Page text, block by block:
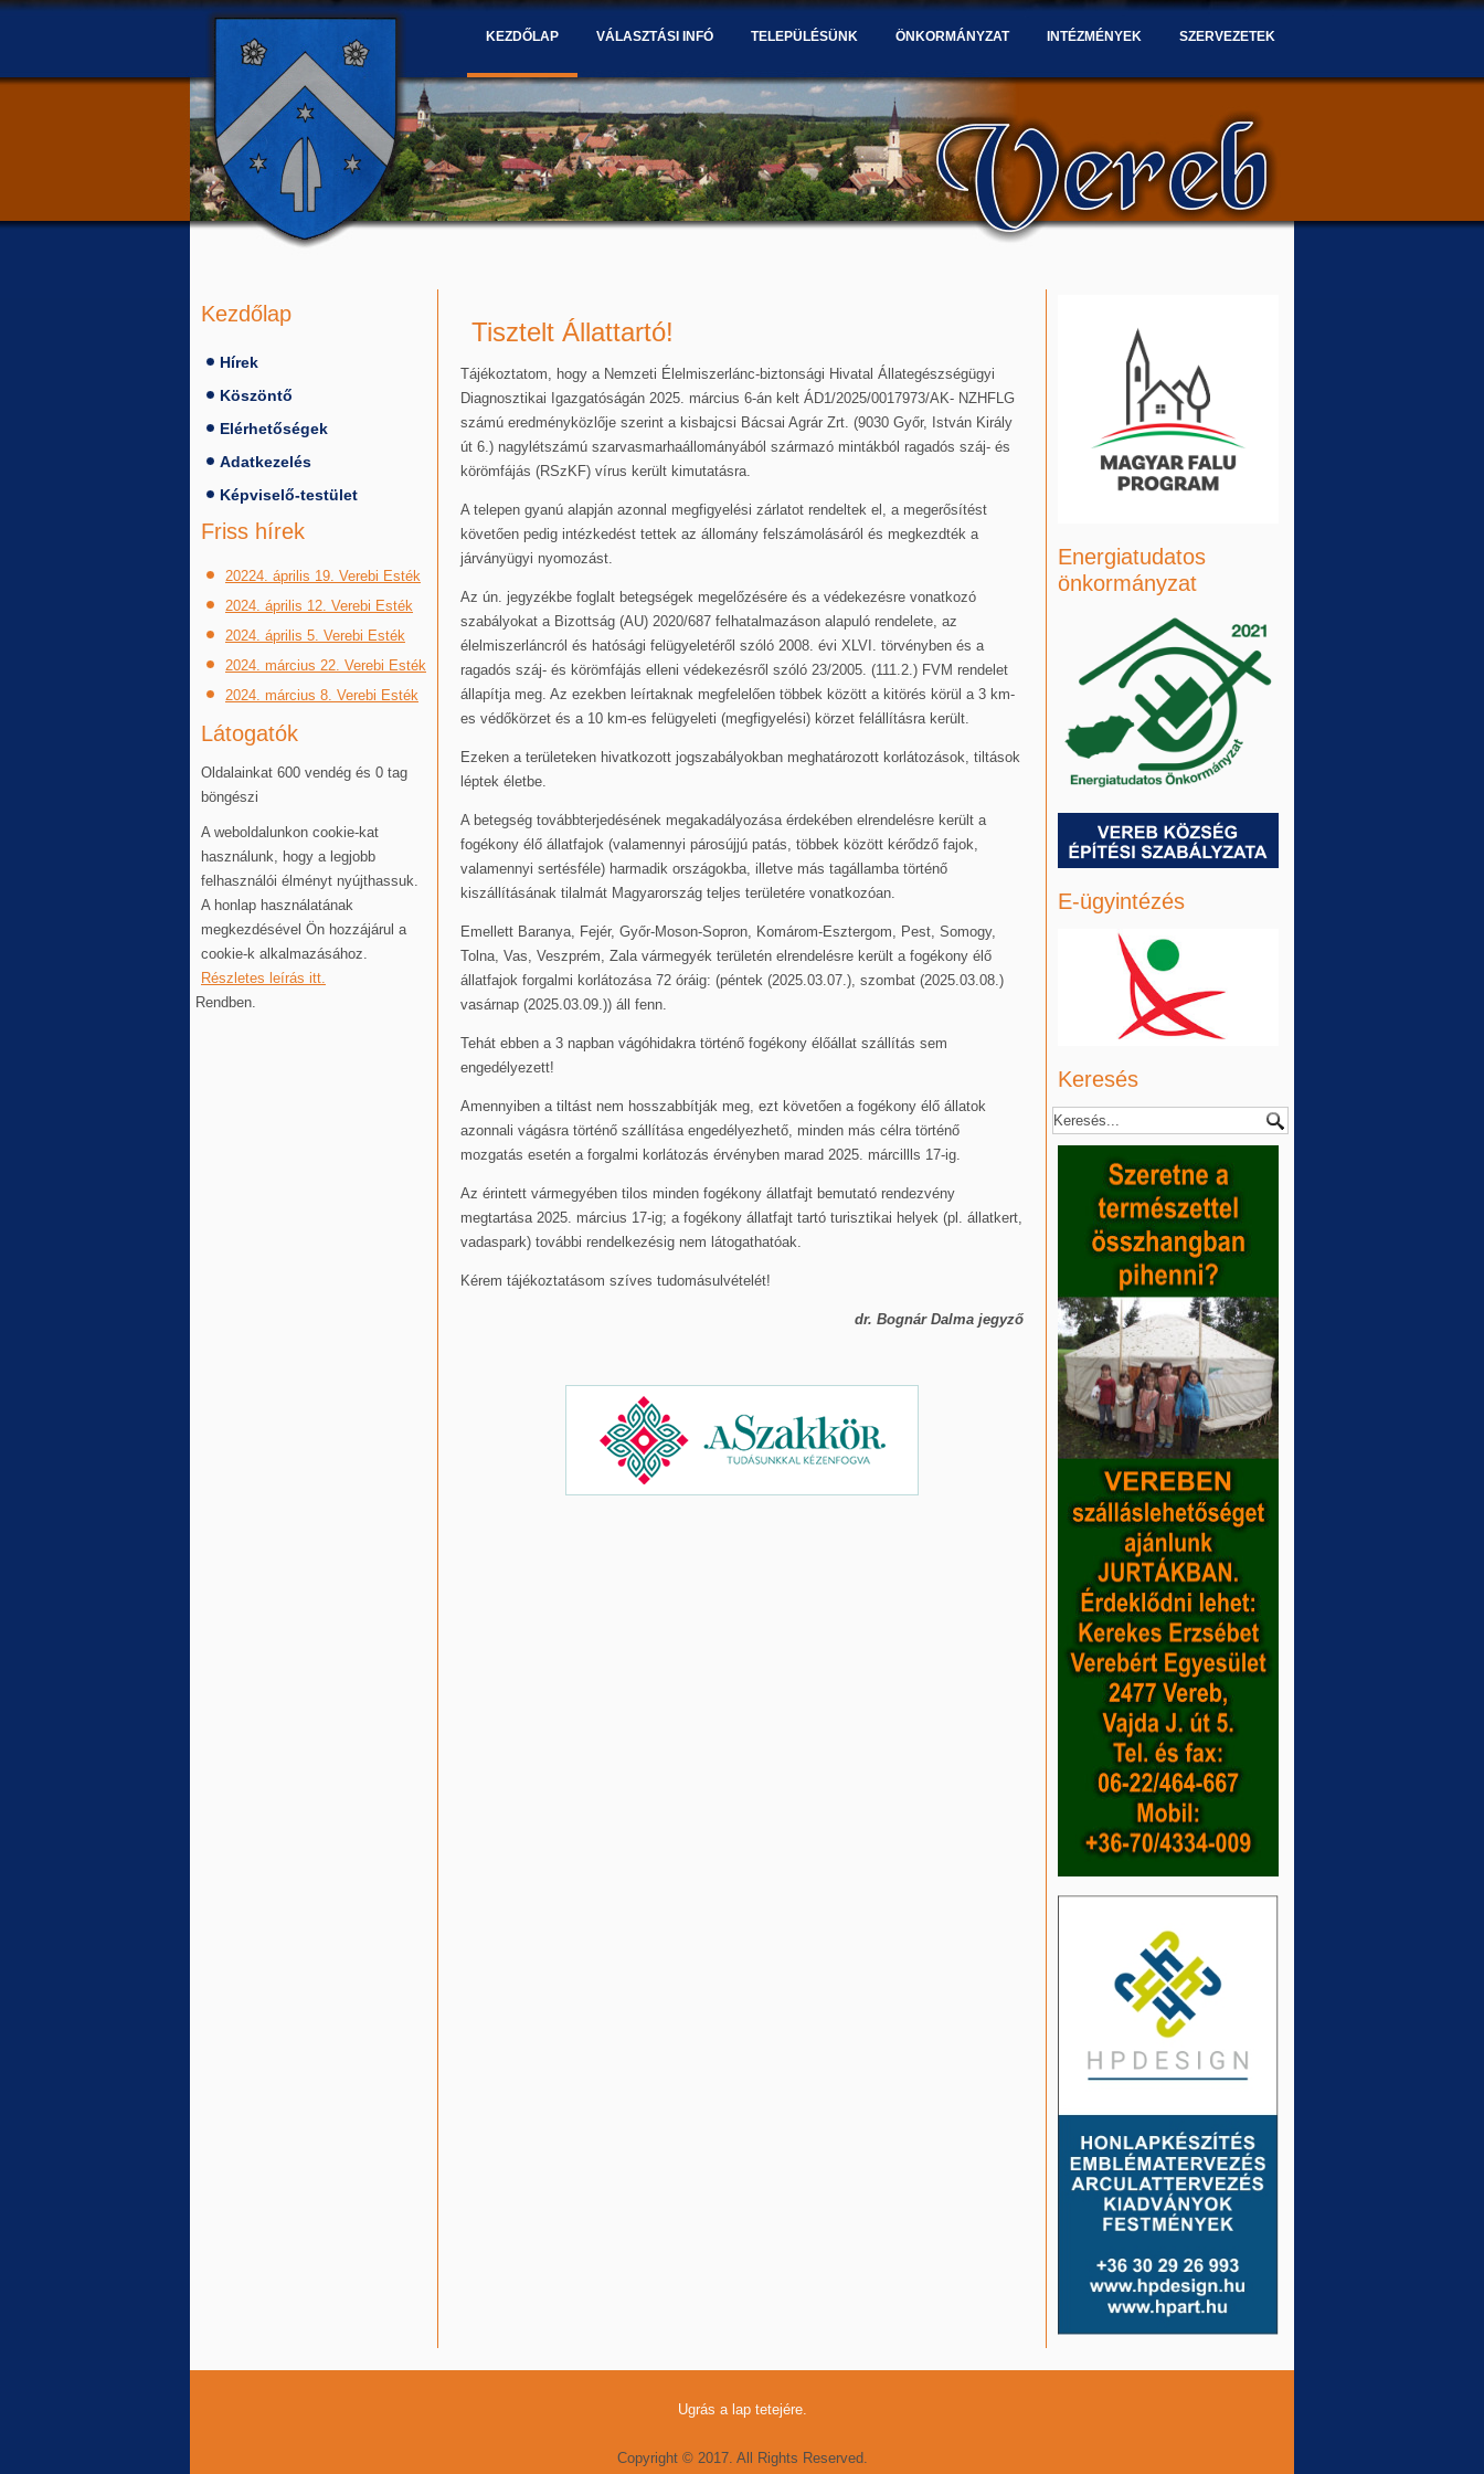
KEZDŐLAP VÁLASZTÁSI INFÓ TELEPÜLÉSÜNK ÖNKORMÁNYZAT INTÉZMÉNYEK SZERVEZETEK
Kezdőlap
Hírek
Köszöntő
Elérhetőségek
Adatkezelés
Képviselő-testület
Friss hírek
20224. április 19. Verebi Esték
2024. április 12. Verebi Esték
2024. április 5. Verebi Esték
2024. március 22. Verebi Esték
2024. március 8. Verebi Esték
Látogatók
Oldalainkat 600 vendég és 0 tag
böngészi
A weboldalunkon cookie-kat
használunk, hogy a legjobb
felhasználói élményt nyújthassuk.
A honlap használatának
megkezdésével Ön hozzájárul a
cookie-k alkalmazásához.
Részletes leírás itt.
Rendben.
Tisztelt Állattartó!
Tájékoztatom, hogy a Nemzeti Élelmiszerlánc-biztonsági Hivatal Állategészségügyi
Diagnosztikai Igazgatóságán 2025. március 6-án kelt ÁD1/2025/0017973/AK- NZHFLG
számú eredményközlője szerint a kisbajcsi Bácsai Agrár Zrt. (9030 Győr, István Király
út 6.) nagylétszámú szarvasmarhaállományából származó mintákból ragadós száj- és
körömfájás (RSzKF) vírus került kimutatásra.
A telepen gyanú alapján azonnal megfigyelési zárlatot rendeltek el, a megerősítést
követően pedig intézkedést tettek az állomány felszámolásáról és megkezdték a
járványügyi nyomozást.
Az ún. jegyzékbe foglalt betegségek megelőzésére és a védekezésre vonatkozó
szabályokat a Bizottság (AU) 2020/687 felhatalmazáson alapuló rendelete, az
élelmiszerláncról és hatósági felügyeletéről szóló 2008. évi XLVI. törvényben és a
ragadós száj- és körömfájás elleni védekezésről szóló 23/2005. (111.2.) FVM rendelet
állapítja meg. Az ezekben leírtaknak megfelelően többek között a kitörés körül a 3 km-
es védőkörzet és a 10 km-es felügyeleti (megfigyelési) körzet felállításra került.
Ezeken a területeken hivatkozott jogszabályokban meghatározott korlátozások, tiltások
léptek életbe.
A betegség továbbterjedésének megakadályozása érdekében elrendelésre került a
fogékony élő állatfajok (valamennyi párosújjú patás, többek között kérődző fajok,
valamennyi sertésféle) harmadik országokba, illetve más tagállamba történő
kiszállításának tilalmát Magyarország teljes területére vonatkozóan.
Emellett Baranya, Fejér, Győr-Moson-Sopron, Komárom-Esztergom, Pest, Somogy,
Tolna, Vas, Veszprém, Zala vármegyék területén elrendelésre került a fogékony élő
állatfajok forgalmi korlátozása 72 óráig: (péntek (2025.03.07.), szombat (2025.03.08.)
vasárnap (2025.03.09.)) áll fenn.
Tehát ebben a 3 napban vágóhidakra történő fogékony élőállat szállítás sem
engedélyezett!
Amennyiben a tiltást nem hosszabbítják meg, ezt követően a fogékony élő állatok
azonnali vágásra történő szállítása engedélyezhető, minden más célra történő
mozgatás esetén a forgalmi korlátozás érvényben marad 2025. márcillls 17-ig.
Az érintett vármegyében tilos minden fogékony állatfajt bemutató rendezvény
megtartása 2025. március 17-ig; a fogékony állatfajt tartó turisztikai helyek (pl. állatkert,
vadaspark) további rendelkezésig nem látogathatóak.
Kérem tájékoztatásom szíves tudomásulvételét!
dr. Bognár Dalma jegyző
Energiatudatos
önkormányzat
E-ügyintézés
Keresés
Ugrás a lap tetejére.
Copyright © 2017. All Rights Reserved.